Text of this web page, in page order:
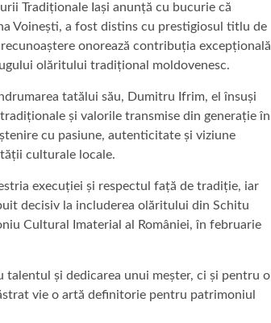
Tradiționale Iași anunță cu bucurie că
Voinești, a fost distins cu prestigiosul titlu de
onorează contribuția excepțională
olăritului tradițional moldovenesc.
tatălui său, Dumitru Ifrim, el însuși
și valorile transmise din generație în
cu pasiune, autenticitate și viziune
culturale locale.
execuției și respectul față de tradiție, iar
decisiv la includerea olăritului din Schitu
Cultural Imaterial al României, în februarie
și dedicarea unui meșter, ci și pentru o
vie o artă definitorie pentru patrimoniul